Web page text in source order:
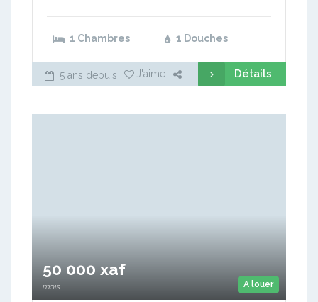
1 Chambres 1 Douches
5 ans depuis J'aime Détails
A louer
50 000 xaf
mois